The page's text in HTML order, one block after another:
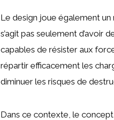
Le design joue également un
s’agit pas seulement d’avoir
capables de résister aux
répartir efficacement les
diminuer les risques de
Dans ce contexte, le